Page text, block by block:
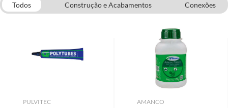
Todos Construção e Acabamentos
Conexões
PULVITEC AMANCO